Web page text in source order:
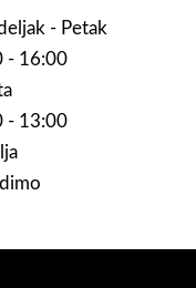
- Petak
- 16:00
- 13:00